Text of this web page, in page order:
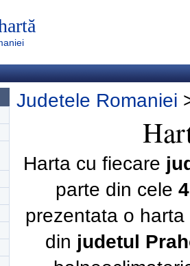
Judetele Romaniei
Harta cu fiecare
parte din cele
prezentata o
din judetul